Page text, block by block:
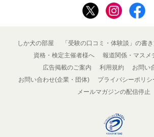
しか犬の部屋 「受験の口コミ・体験談」の書
資格・検定主催者様へ
報道関係・マスメ
広告掲載のご案内
利用規約
お問い
お問い合わせ(企業・団体)
プライバシーポリシ
メールマガジンの配信停止